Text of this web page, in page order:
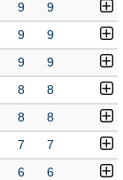
9 9
9 9
9 9
8 8
8 8
7 7
6 6